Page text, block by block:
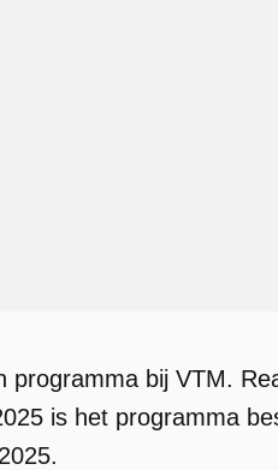
programma bij VTM.
is het programma